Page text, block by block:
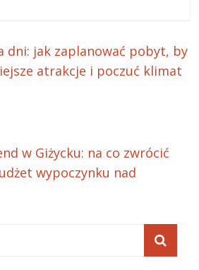
dni: jak zaplanować pobyt, by
atrakcje i poczuć klimat
w Giżycku: na co zwrócić
wypoczynku nad